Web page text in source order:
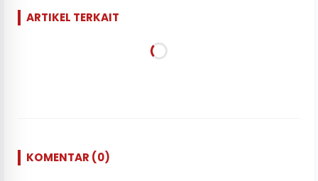
ARTIKEL TERKAIT
KOMENTAR (0)